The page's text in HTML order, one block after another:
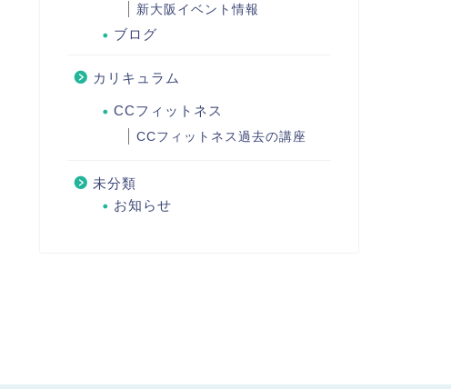
新大阪イベント情報
ブログ
カリキュラム
CCフィットネス
CCフィットネス過去の講座
未分類
お知らせ